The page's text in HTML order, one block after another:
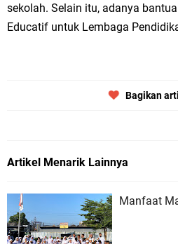
sekolah. Selain itu, adanya
Educatif untuk Lembaga
Bagikan
Artikel Menarik Lainnya
Manfaat